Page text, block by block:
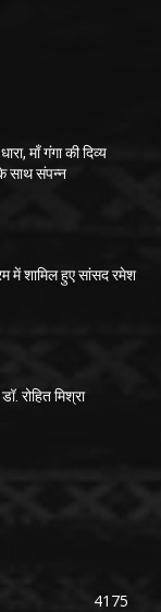
माँ गंगा की दिव्य
साथ संपन्न
में शामिल हुए सांसद रमेश
रोहित मिश्रा
4175